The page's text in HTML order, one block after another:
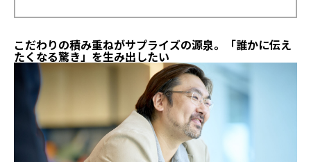
こだわりの積み重ねがサプライズの源泉。「誰かに伝え
たくなる驚き」を生み出したい